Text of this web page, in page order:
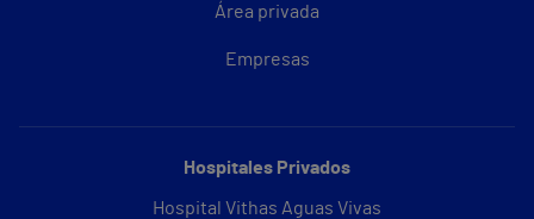
Área privada
Empresas
Hospitales Privados
Hospital Vithas Aguas Vivas